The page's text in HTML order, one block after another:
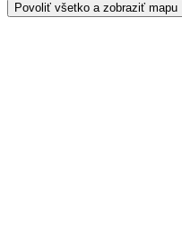
Povoliť všetko a zobraziť mapu